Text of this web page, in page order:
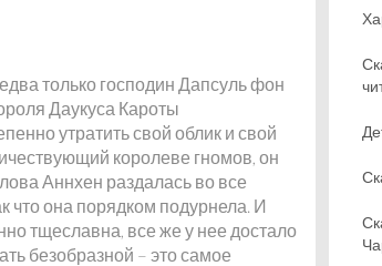
только господин Дапсуль фон
Даукуса Кароты
утратить свой облик и свой
королеве гномов, он
Аннхен раздалась во все
что она порядком подурнела. И
тщеславна, все же у нее достало
безобразной – это самое